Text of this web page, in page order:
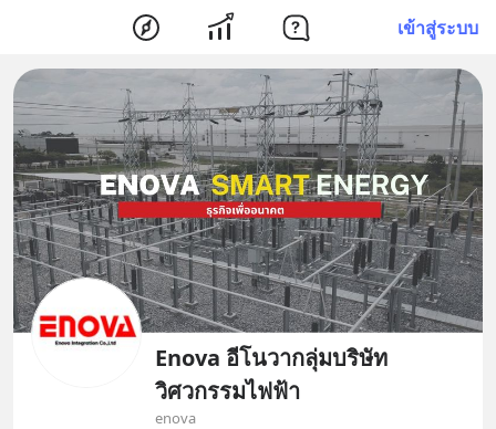
เข้าสู่ระบบ
Enova อีโนวากลุ่มบริษัท
วิศวกรรมไฟฟ้า
enova